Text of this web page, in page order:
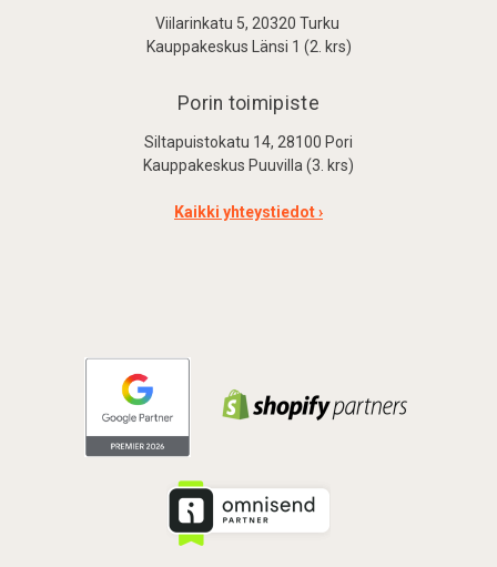
Viilarinkatu 5, 20320 Turku
Kauppakeskus Länsi 1 (2. krs)
Porin toimipiste
Siltapuistokatu 14, 28100 Pori
Kauppakeskus Puuvilla (3. krs)
Kaikki yhteystiedot ›